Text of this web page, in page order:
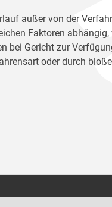
außer von der
Faktoren
bei Gericht zur
oder durch